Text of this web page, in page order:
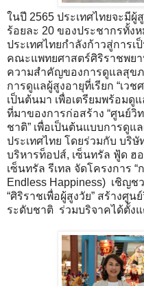
ในปี 2565 ประเทศไทยจะมี
ร้อยละ 20 ของประชากรทั้ง
ประเทศไทยกำลังก้าวสู่การเ
คณะแพทยศาสตร์ศิริราชพยา
ความสำคัญของการดูแลสุขภ
การดูแลผู้สูงอายุที่เรียก “เวช
เป็นต้นมา เพื่อเตรียมพร้อมดู
ที่มาของการก่อสร้าง “ศูนย์วิ
ชาติ” เพื่อเป็นต้นแบบการดูแ
ประเทศไทย โดยร่วมกับ บริ
บริหารท็อปส์, เซ็นทรัล ฟู้ด ฮ
เซ็นทรัล รีเทล จัดโครงการ
Endless Happiness) เชิญ
“ศิริราชเพื่อผู้สูงวัย” สร้างศูน
ระดับชาติ ร่วมบริจาคได้ตั้ง